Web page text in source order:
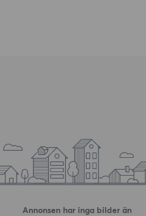
Annonsen har inga bilder än